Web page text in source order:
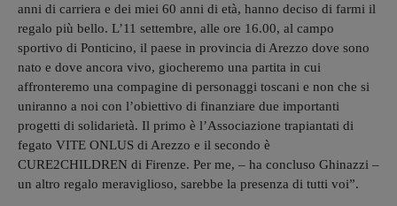
anni di carriera e dei miei 60 anni di età, hanno deciso di farmi il
regalo più bello. L’11 settembre, alle ore 16.00, al campo
sportivo di Ponticino, il paese in provincia di Arezzo dove sono
nato e dove ancora vivo, giocheremo una partita in cui
affronteremo una compagine di personaggi toscani e non che si
uniranno a noi con l’obiettivo di finanziare due importanti
progetti di solidarietà. Il primo è l’Associazione trapiantati di
fegato VITE ONLUS di Arezzo e il secondo è
CURE2CHILDREN di Firenze. Per me, – ha concluso Ghinazzi –
un altro regalo meraviglioso, sarebbe la presenza di tutti voi”.